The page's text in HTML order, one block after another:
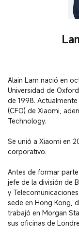
Alain Lam nació en
Universidad de
de 1998.
(CFO) de Xiaomi,
Technology.
Se unió a Xiaomi en
corporativo.
Antes de formar
jefe de la división de
y
sede en Hong Kong,
trabajó en Morgan
sus oficinas de